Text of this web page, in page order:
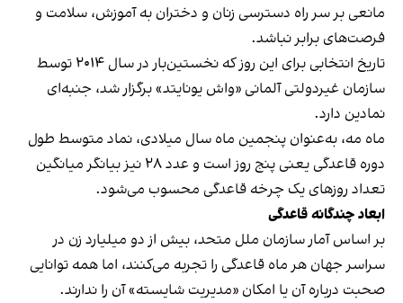
مانعی بر سر راه دسترسی زنان و دختران به آموزش، سلامت و
فرصت‌های برابر نباشد.
تاریخ انتخابی برای این روز که نخستین‌بار در سال ۲۰۱۴ توسط
سازمان غیردولتی آلمانی «واش یونایتد» برگزار شد، جنبه‌ای
نمادین دارد.
ماه مه، به‌عنوان پنجمین ماه سال میلادی، نماد متوسط طول
دوره قاعدگی یعنی پنج روز است و عدد ۲۸ نیز بیانگر میانگین
تعداد روزهای یک چرخه قاعدگی محسوب می‌شود.
ابعاد چندگانه قاعدگی
بر اساس آمار سازمان ملل متحد، بیش از دو میلیارد زن در
سراسر جهان هر ماه قاعدگی را تجربه می‌کنند، اما همه توانایی
صحبت درباره آن یا امکان «مدیریت شایسته» آن را ندارند.